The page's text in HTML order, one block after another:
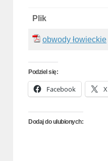
Plik
obwody łowieckie
Podziel się:
Facebook X
Dodaj do ulubionych: